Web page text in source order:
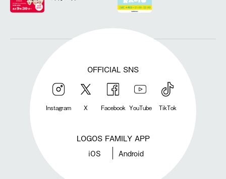
OFFICIAL SNS
Instagram X Facebook YouTube TikTok
LOGOS FAMILY APP
iOS Android